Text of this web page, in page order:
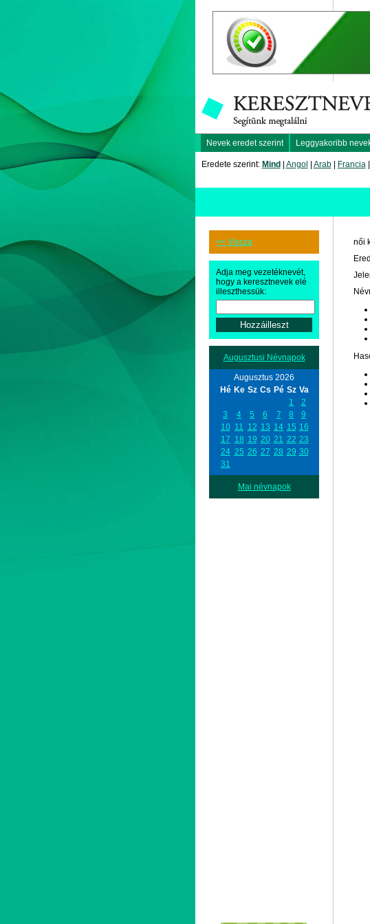
Nevek eredet szerint Leggyakoribb
Eredete szerint: Mind Angol Arab| Francia|
<< Vissza
Adja meg vezetéknevét,
hogy a keresztnevek elé
illeszthessük:
Augusztusi Névnapok
Augusztus 2026
Hé Ke Sz Cs Pé Sz Va
1
2
3
4 5 6 7 8
9
10 11 12 13 14 15 16
17 18 19 20 21 22 23
24 25 26 27 28 29 30
31
Mai névnapok
női